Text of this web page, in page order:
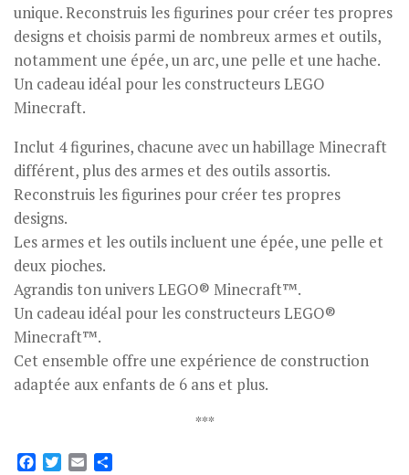
unique. Reconstruis les figurines pour créer tes propres
designs et choisis parmi de nombreux armes et outils,
notamment une épée, un arc, une pelle et une hache.
Un cadeau idéal pour les constructeurs LEGO
Minecraft.
Inclut 4 figurines, chacune avec un habillage Minecraft
différent, plus des armes et des outils assortis.
Reconstruis les figurines pour créer tes propres
designs.
Les armes et les outils incluent une épée, une pelle et
deux pioches.
Agrandis ton univers LEGO® Minecraft™.
Un cadeau idéal pour les constructeurs LEGO®
Minecraft™.
Cet ensemble offre une expérience de construction
adaptée aux enfants de 6 ans et plus.
***
Facebook
Twitter
Email